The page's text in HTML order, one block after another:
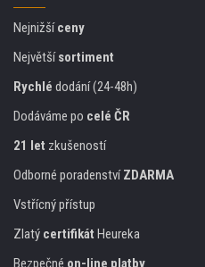
Nejnižšíceny
Největšísortiment
Rychlé dodání (24-48h)
Dodáváme po celé ČR
21 let zkušeností
Odborné poradenstvíZDARMA
Vstřícný přístup
Zlatý certifikát Heureka
Bezpečné on-line platby